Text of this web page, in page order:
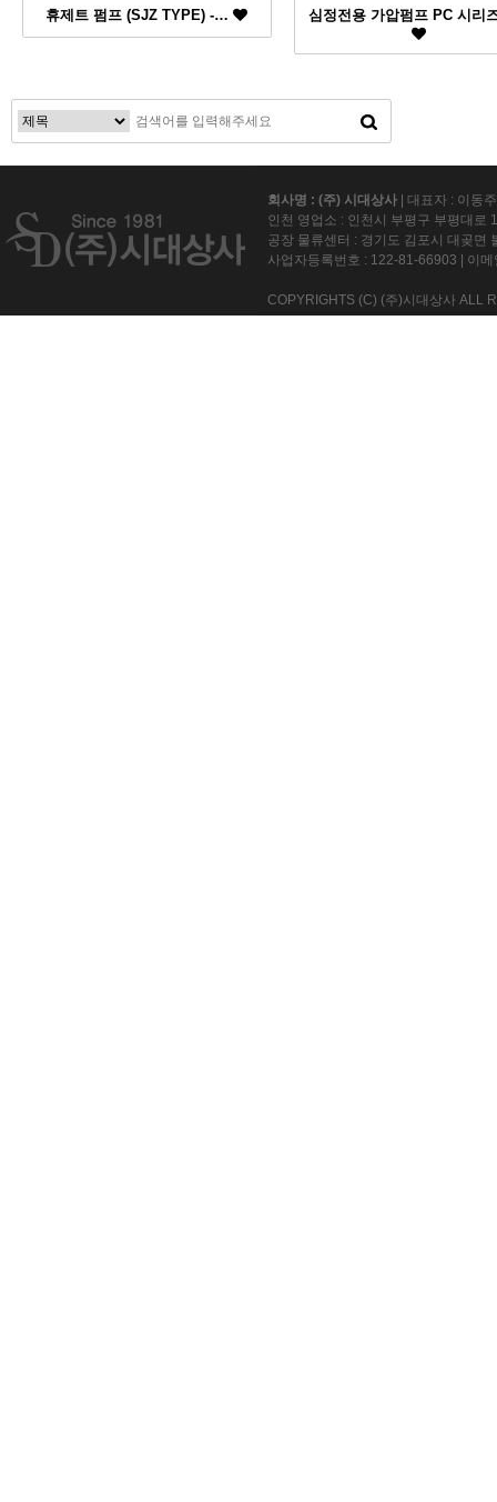
휴제트 펌프 (SJZ TYPE) -… 심정전용 가압펌프 PC 시리
회사명 : (주) 시대상사 | 대표자 : 이동
인천 영업소 : 인천시 부평구 부평대로
공장 물류센터 : 경기도 김포시 대곶면
사업자등록번호 : 122-81-66903 | 이
COPYRIGHTS (C) (주)시대상사 ALL